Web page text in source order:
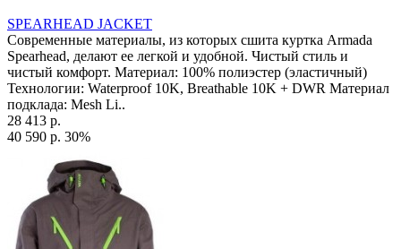
SPEARHEAD JACKET
Современные материалы, из которых сшита куртка Armada
Spearhead, делают ее легкой и удобной. Чистый стиль и
чистый комфорт. Материал: 100% полиэстер (эластичный)
Технологии: Waterproof 10K, Breathable 10K + DWR Материал
подклада: Mesh Li..
28 413 р.
40 590 р. 30%